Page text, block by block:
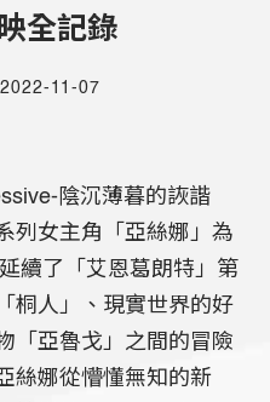
全記錄
2022-11-07
陰沉薄暮的詼諧
列女主角「亞絲娜」為
續了「艾恩葛朗特」第
桐人」、現實世界的好
「亞魯戈」之間的冒險
絲娜從懵懂無知的新